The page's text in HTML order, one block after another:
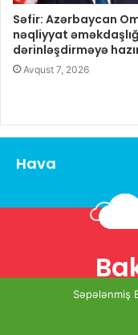
Səfir: Azərbaycan
nəqliyyat
dərinləşdirməyə
Avqust 7, 2026
Hava
Səpələnmiş